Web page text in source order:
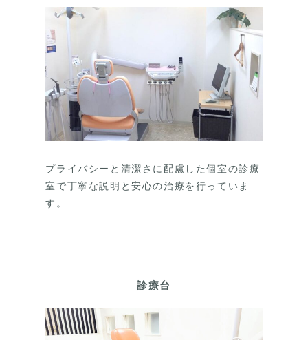
プライバシーと清潔さに配慮した個室の診療
室で丁寧な説明と安心の治療を行っていま
す。
診療台